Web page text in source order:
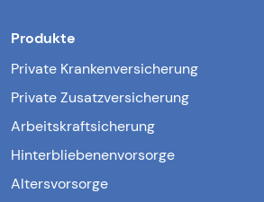
Produkte
Private Krankenversicherung
Private Zusatzversicherung
Arbeitskraftsicherung
Hinterbliebenenvorsorge
Altersvorsorge